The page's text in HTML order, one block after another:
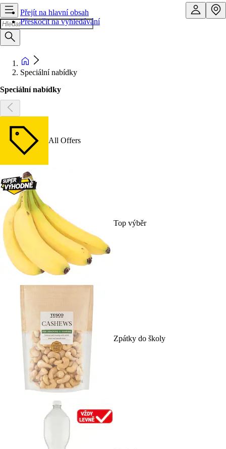
Přejít na hlavní obsah
Přeskočit na vyhledávání
Speciální nabídky
Speciální nabídky
All Offers
Top výběr
Zpátky do školy